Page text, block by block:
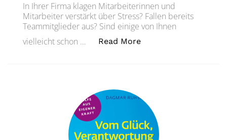
In Ihrer Firma klagen Mitarbeiterinnen und
Mitarbeiter verstärkt über Stress? Fallen bereits
Teammitglieder aus? Sind einige von Ihnen
vielleicht schon …
Read More„Burnout im